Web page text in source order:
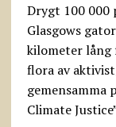
Drygt 100 000
Glasgows
kilometer
flora av
gemensamma
Climate